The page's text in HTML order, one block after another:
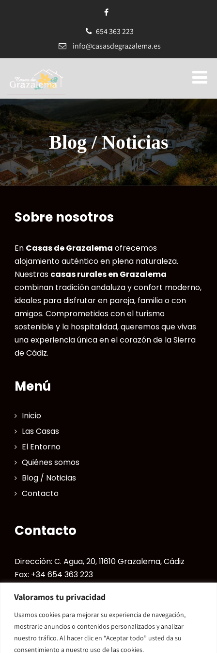
Valoramos tu privacidad
Usamos cookies para mejorar su experiencia de navegación,
mostrarle anuncios o contenidos personalizados y analizar
nuestro tráfico. Al hacer clic en “Aceptar todo” usted da su
consentimiento a nuestro uso de las cookies.
654 363 223
info@casasdegrazalema.es
Blog / Noticias
Sobre nosotros
En Casas de Grazalema ofrecemos
alojamiento auténtico en plena naturaleza.
Nuestras casas rurales en Grazalema
combinan tradición andaluza y confort moderno,
ideales para disfrutar en pareja, familia o con
amigos. Comprometidos con el turismo
sostenible y la hospitalidad, queremos que vivas
una experiencia única en el corazón de la Sierra
de Cádiz.
Menú
Inicio
Las Casas
El Entorno
Quiénes somos
Blog / Noticias
Contacto
Contacto
Dirección: C. Agua, 20, 11610 Grazalema, Cádiz
Fax: +34 654 363 223
654 363 223